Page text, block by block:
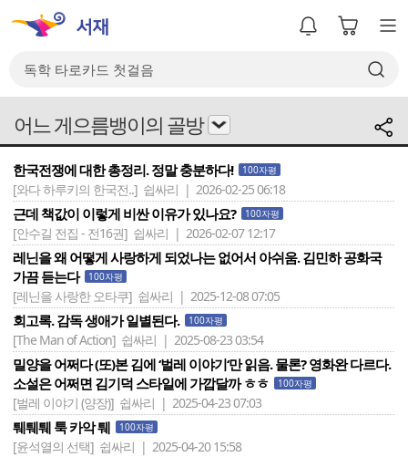
어느 게으름뱅이의 골방
한국전쟁에 대한 총정리. 정말 충분하다! 100자평
[와다 하루키의 한국전..] 쉽싸리 | 2026-02-25 06:18
근데 책값이 이렇게 비싼 이유가 있나요? 100자평
[안수길 전집 - 전16권] 쉽싸리 | 2026-02-07 12:17
레닌을 왜 어떻게 사랑하게 되었나는 없어서 아쉬움. 김민하 공화국
가끔 듣는다
100자평
[레닌을 사랑한 오타쿠] 쉽싸리 | 2025-12-08 07:05
회고록. 감독 생애가 일별된다. 100자평
[The Man of Action] 쉽싸리 | 2025-08-23 03:54
밀양을 어쩌다 (또)본 김에 ‘벌레 이야기‘만 읽음. 물론? 영화완 다르다.
소설은 어쩌면 김기덕 스타일에 가깝달까 ㅎㅎ
100자평
[벌레 이야기 (양장)] 쉽싸리 | 2025-04-23 07:03
퉤퉤퉤 툭 카악 퉤 100자평
[윤석열의 선택] 쉽싸리 | 2025-04-20 15:58